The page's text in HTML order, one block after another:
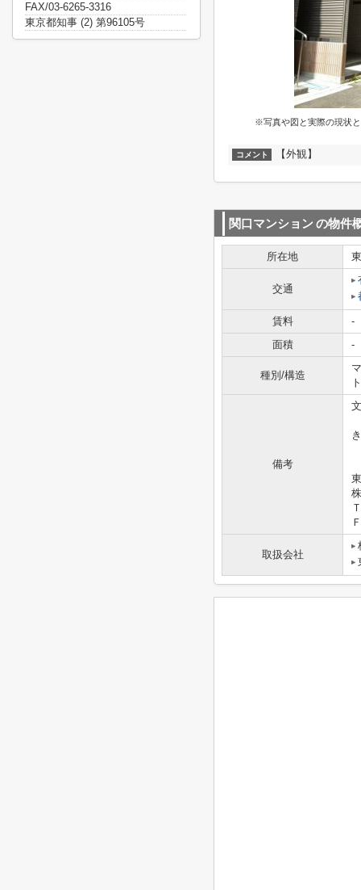
※写真や図と実際の現状
コメント 【外観】
関口マンションの物件
所在地
交通
賃料
-
面積
-
種別/構造
ト
備考
取扱会社
FAX/03-6265-3316
東京都知事 (2) 第96105号